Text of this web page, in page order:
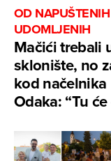
OD
UDOMLJENIH
Mačići trebali
sklonište, no
kod načelnika
Odaka: “Tu